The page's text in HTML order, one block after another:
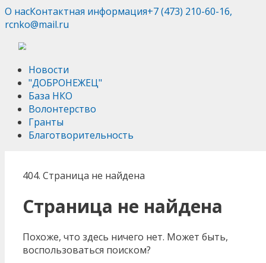
О насКонтактная информация+7 (473) 210-60-16,
rcnko@mail.ru
Новости
"ДОБРОНЕЖЕЦ"
База НКО
Волонтерство
Гранты
Благотворительность
404. Страница не найдена
Страница не найдена
Похоже, что здесь ничего нет. Может быть,
воспользоваться поиском?